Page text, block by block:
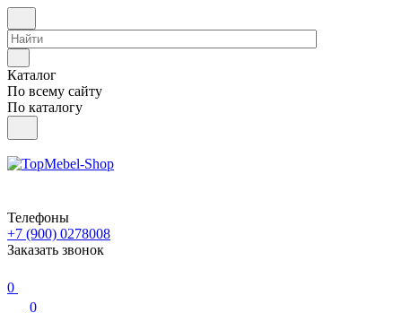
Каталог
По всему сайту
По каталогу
Телефоны
+7 (900) 0278008
Заказать звонок
0
0